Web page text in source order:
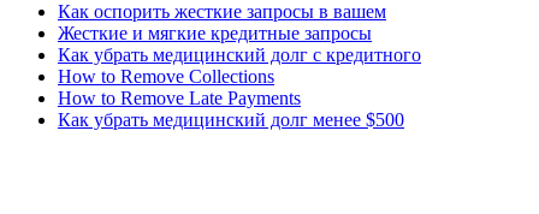
Как оспорить жесткие запросы в вашем
Жесткие и мягкие кредитные запросы
Как убрать медицинский долг с кредитного
How to Remove Collections
How to Remove Late Payments
Как убрать медицинский долг менее $500